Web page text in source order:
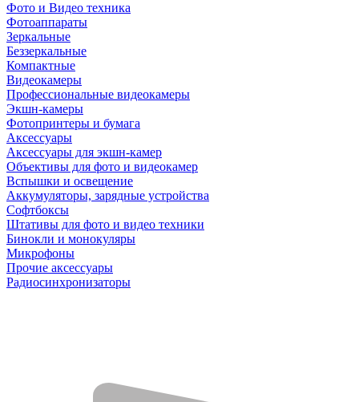
Фото и Видео техника
Фотоаппараты
Зеркальные
Беззеркальные
Компактные
Видеокамеры
Профессиональные видеокамеры
Экшн-камеры
Фотопринтеры и бумага
Аксессуары
Аксессуары для экшн-камер
Объективы для фото и видеокамер
Вспышки и освещение
Аккумуляторы, зарядные устройства
Софтбоксы
Штативы для фото и видео техники
Бинокли и монокуляры
Микрофоны
Прочие аксессуары
Радиосинхронизаторы